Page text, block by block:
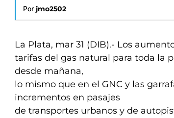
Por jmo2502
La Plata, mar 31 (DIB).- Los
tarifas del gas natural para toda la
desde mañana,
lo mismo que en el GNC y las
incrementos en pasajes
de transportes urbanos y de